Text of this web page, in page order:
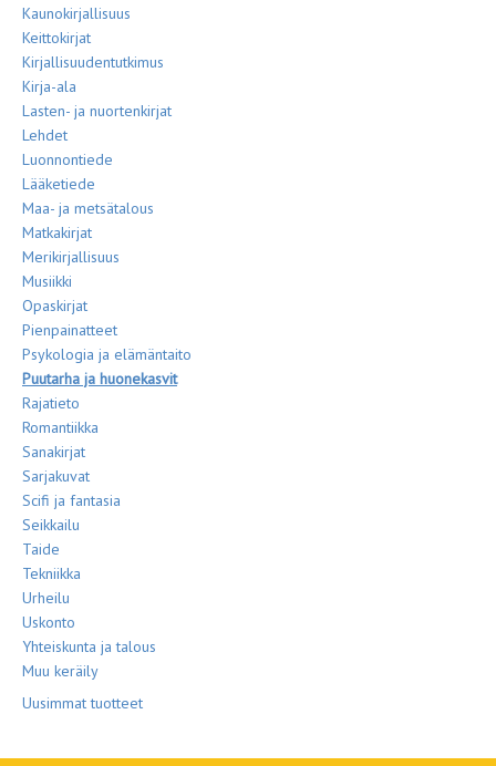
Kaunokirjallisuus
Keittokirjat
Kirjallisuudentutkimus
Kirja-ala
Lasten- ja nuortenkirjat
Lehdet
Luonnontiede
Lääketiede
Maa- ja metsätalous
Matkakirjat
Merikirjallisuus
Musiikki
Opaskirjat
Pienpainatteet
Psykologia ja elämäntaito
Puutarha ja huonekasvit
Rajatieto
Romantiikka
Sanakirjat
Sarjakuvat
Scifi ja fantasia
Seikkailu
Taide
Tekniikka
Urheilu
Uskonto
Yhteiskunta ja talous
Muu keräily
Uusimmat tuotteet